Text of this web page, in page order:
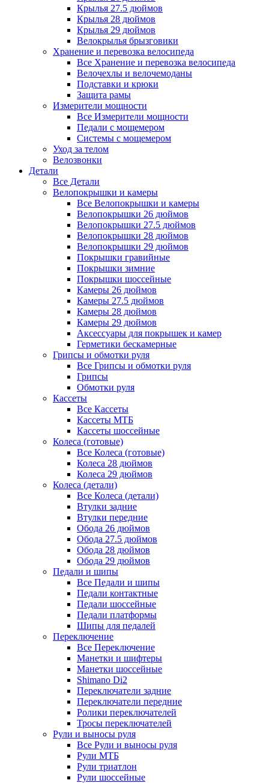
Крылья 27.5 дюймов
Крылья 28 дюймов
Крылья 29 дюймов
Велокрылья брызговики
Хранение и перевозка велосипеда
Все Хранение и перевозка велосипеда
Велочехлы и велочемоданы
Подставки и крюки
Защита рамы
Измерители мощности
Все Измерители мощности
Педали с мощемером
Системы с мощемером
Уход за телом
Велозвонки
Детали
Все Детали
Велопокрышки и камеры
Все Велопокрышки и камеры
Велопокрышки 26 дюймов
Велопокрышки 27.5 дюймов
Велопокрышки 28 дюймов
Велопокрышки 29 дюймов
Покрышки гравийные
Покрышки зимние
Покрышки шоссейные
Камеры 26 дюймов
Камеры 27.5 дюймов
Камеры 28 дюймов
Камеры 29 дюймов
Аксессуары для покрышек и камер
Герметики бескамерные
Грипсы и обмотки руля
Все Грипсы и обмотки руля
Грипсы
Обмотки руля
Кассеты
Все Кассеты
Кассеты МТБ
Кассеты шоссейные
Колеса (готовые)
Все Колеса (готовые)
Колеса 28 дюймов
Колеса 29 дюймов
Колеса (детали)
Все Колеса (детали)
Втулки задние
Втулки передние
Обода 26 дюймов
Обода 27.5 дюймов
Обода 28 дюймов
Обода 29 дюймов
Педали и шипы
Все Педали и шипы
Педали контактные
Педали шоссейные
Педали платформы
Шипы для педалей
Переключение
Все Переключение
Манетки и шифтеры
Манетки шоссейные
Shimano Di2
Переключатели задние
Переключатели передние
Ролики переключателей
Тросы переключателей
Рули и выносы руля
Все Рули и выносы руля
Рули МТБ
Рули триатлон
Рули шоссейные